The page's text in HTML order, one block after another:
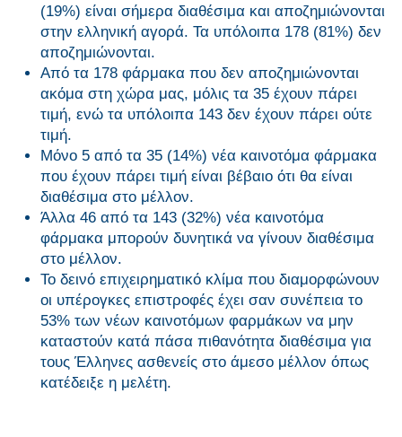
(19%) είναι σήμερα διαθέσιμα και αποζημιώνονται
στην ελληνική αγορά. Τα υπόλοιπα 178 (81%) δεν
αποζημιώνονται.
Από τα 178 φάρμακα που δεν αποζημιώνονται
ακόμα στη χώρα μας, μόλις τα 35 έχουν πάρει
τιμή, ενώ τα υπόλοιπα 143 δεν έχουν πάρει ούτε
τιμή.
Μόνο 5 από τα 35 (14%) νέα καινοτόμα φάρμακα
που έχουν πάρει τιμή είναι βέβαιο ότι θα είναι
διαθέσιμα στο μέλλον.
Άλλα 46 από τα 143 (32%) νέα καινοτόμα
φάρμακα μπορούν δυνητικά να γίνουν διαθέσιμα
στο μέλλον.
Το δεινό επιχειρηματικό κλίμα που διαμορφώνουν
οι υπέρογκες επιστροφές έχει σαν συνέπεια το
53% των νέων καινοτόμων φαρμάκων να μην
καταστούν κατά πάσα πιθανότητα διαθέσιμα για
τους Έλληνες ασθενείς στο άμεσο μέλλον όπως
κατέδειξε η μελέτη.